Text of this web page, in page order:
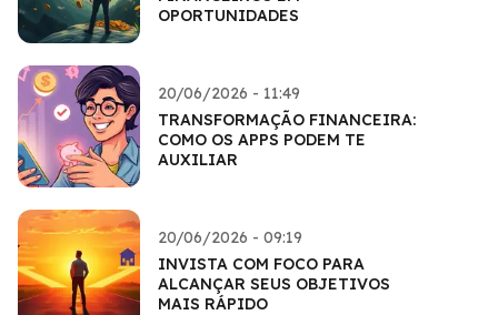
OPORTUNIDADES
20/06/2026 - 11:49
TRANSFORMAÇÃO FINANCEIRA:
COMO OS APPS PODEM TE
AUXILIAR
20/06/2026 - 09:19
INVISTA COM FOCO PARA
ALCANÇAR SEUS OBJETIVOS
MAIS RÁPIDO